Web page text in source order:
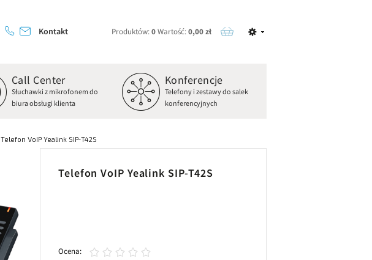
Kontakt Produktów:0Wartość:0,00 zł
Call Center
Słuchawki z mikrofonem do
biura obsługi klienta
Konferencje
Telefony i zestawy do salek
konferencyjnych
Telefon VoIP Yealink SIP-T42S
Telefon VoIP Yealink SIP-T42S
Ocena: